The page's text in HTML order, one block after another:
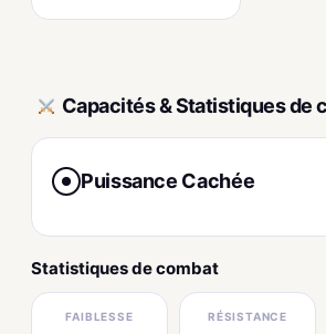
Capacités & Statistiques de
● Puissance Cachée
Statistiques de combat
FAIBLESSE RÉSISTANCE